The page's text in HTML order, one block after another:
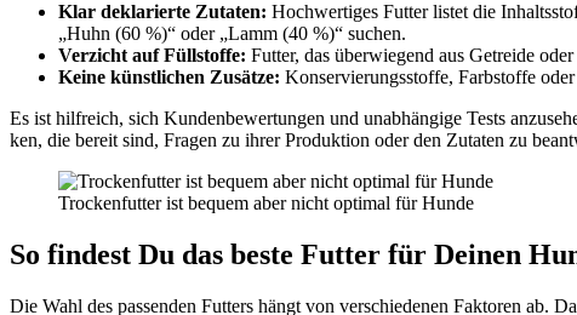
Klar dekla­rier­te Zuta­ten: Hoch­wer­ti­ges Fut­ter lis­tet die
„Huhn (60 %)“ oder „Lamm (40 %)“ suchen.
Ver­zicht auf Füll­stof­fe: Fut­ter, das über­wie­gend aus Getrei­de
Kei­ne künst­li­chen Zusät­ze: Kon­ser­vie­rungs­stof­fe, Farb­stof­fe
Es ist hilf­reich, sich Kun­den­be­wer­tun­gen und unab­hän­gi­ge Tests
ken, die bereit sind, Fra­gen zu ihrer Pro­duk­ti­on oder den Zuta­ten zu
Tro­cken­fut­ter ist bequem aber nicht opti­mal für Hun­de
So fin­dest Du das bes­te Fut­ter für Dei­nen
Die Wahl des pas­sen­den Fut­ters hängt von ver­schie­de­nen Fak­to­ren ab.